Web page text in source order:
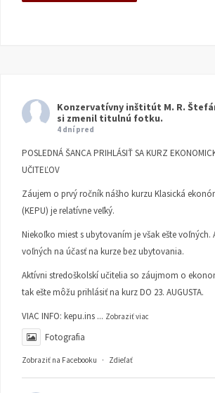
Konzervatívny inštitút M. R.
si zmenil titulnú fotku.
4 dní pred
POSLEDNÁ ŠANCA PRIHLÁSIŤ SA KURZ
UČITEĽOV
Záujem o prvý ročník nášho kurzu Klasická
(KEPU) je relatívne veľký.
Niekoľko miest s ubytovaním je však ešte voľných.
voľných na účasť na kurze bez ubytovania.
Aktívni stredoškolskí učitelia so záujmom o
tak ešte môžu prihlásiť na kurz DO 23. AUGUSTA.
VIAC INFO: kepu.ins ... Zobraziť viac
Fotografia
Zobraziť na Facebooku · Zdieľať